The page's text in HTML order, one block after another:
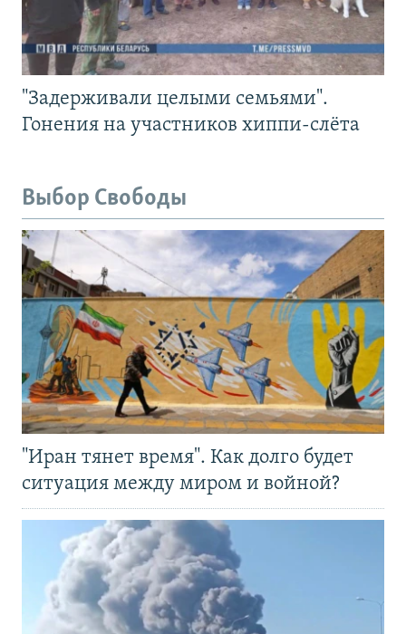
"Задерживали целыми семьями".
Гонения на участников хиппи-слёта
Выбор Свободы
"Иран тянет время". Как долго будет
ситуация между миром и войной?